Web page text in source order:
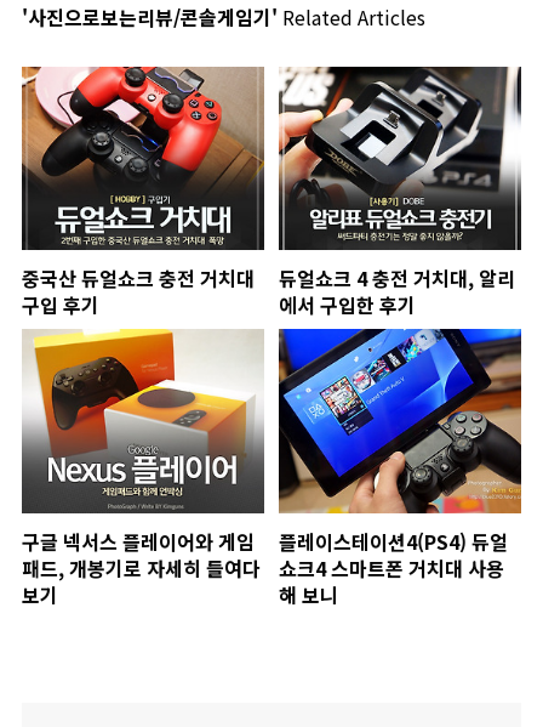
'사진으로보는리뷰/콘솔게임기' Related Articles
중국산 듀얼쇼크 충전 거치대
구입 후기
듀얼쇼크 4 충전 거치대, 알리
에서 구입한 후기
구글 넥서스 플레이어와 게임
패드, 개봉기로 자세히 들여다
보기
플레이스테이션4(PS4) 듀얼
쇼크4 스마트폰 거치대 사용
해 보니